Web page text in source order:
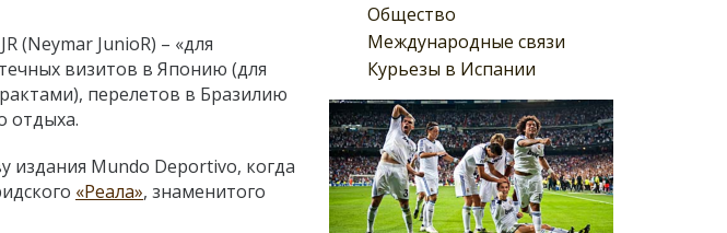
Общество
Международные связи
Курьезы в Испании
(Neymar JunioR) – «для
визитов в Японию (для
перелетов в Бразилию
отдыха.
издания Mundo Deportivo, когда
«Реала», знаменитого